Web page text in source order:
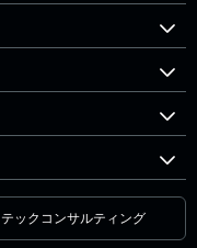
テックコンサルティング